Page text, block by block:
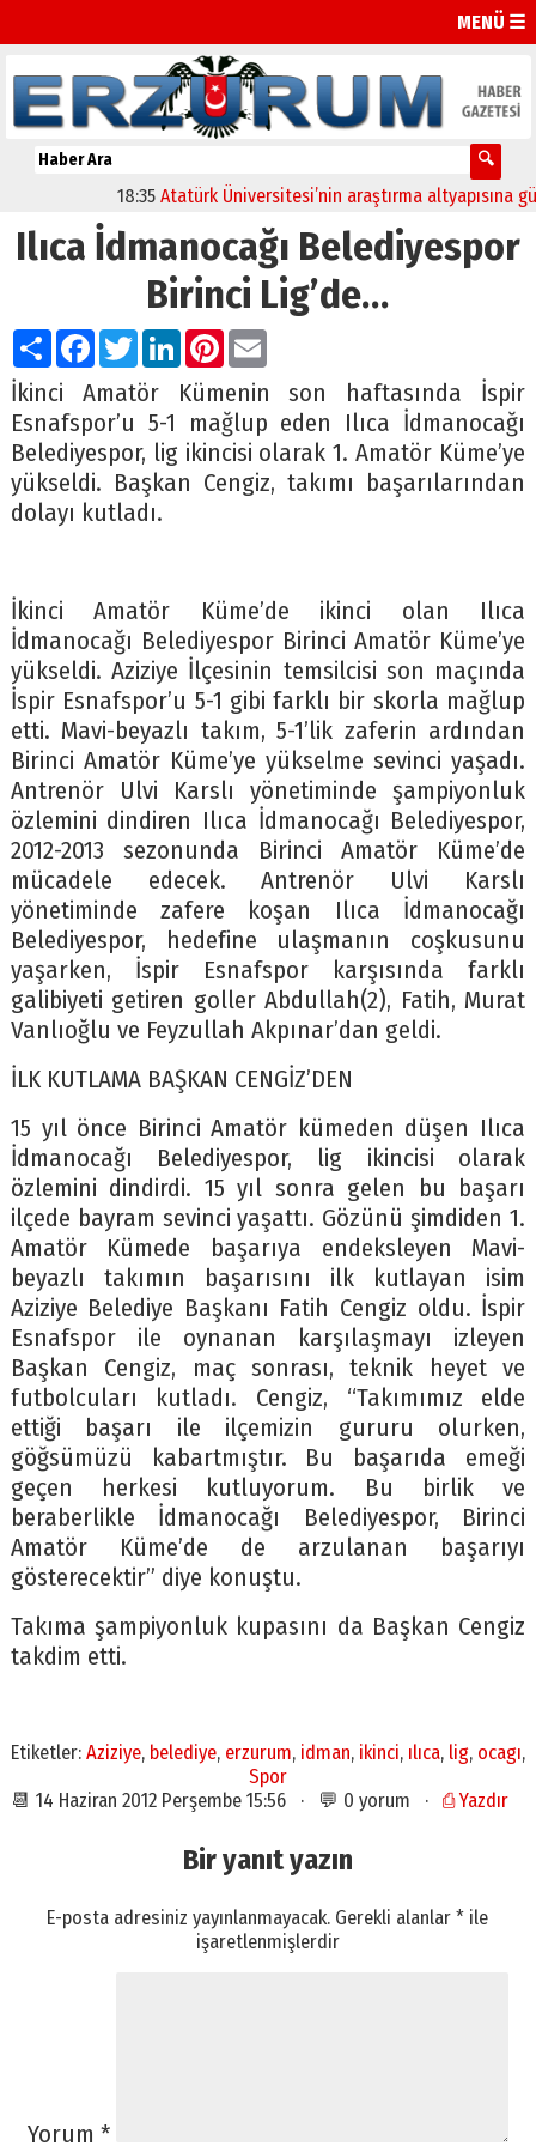
MENÜ ☰
18:35 Atatürk Üniversitesi’nin araştırma altyapısına güçlü
Ilıca İdmanocağı Belediyespor
Birinci Lig’de…
PaylaşFacebook
TwitterLinkedIn
Pinterest
Email
İkinci Amatör Kümenin son haftasında İspir
Esnafspor’u 5-1 mağlup eden Ilıca İdmanocağı
Belediyespor, lig ikincisi olarak 1. Amatör Küme’ye
yükseldi. Başkan Cengiz, takımı başarılarından
dolayı kutladı.
İkinci Amatör Küme’de ikinci olan Ilıca
İdmanocağı Belediyespor Birinci Amatör Küme’ye
yükseldi. Aziziye İlçesinin temsilcisi son maçında
İspir Esnafspor’u 5-1 gibi farklı bir skorla mağlup
etti. Mavi-beyazlı takım, 5-1’lik zaferin ardından
Birinci Amatör Küme’ye yükselme sevinci yaşadı.
Antrenör Ulvi Karslı yönetiminde şampiyonluk
özlemini dindiren Ilıca İdmanocağı Belediyespor,
2012-2013 sezonunda Birinci Amatör Küme’de
mücadele edecek. Antrenör Ulvi Karslı
yönetiminde zafere koşan Ilıca İdmanocağı
Belediyespor, hedefine ulaşmanın coşkusunu
yaşarken, İspir Esnafspor karşısında farklı
galibiyeti getiren goller Abdullah(2), Fatih, Murat
Vanlıoğlu ve Feyzullah Akpınar’dan geldi.
İLK KUTLAMA BAŞKAN CENGİZ’DEN
15 yıl önce Birinci Amatör kümeden düşen Ilıca
İdmanocağı Belediyespor, lig ikincisi olarak
özlemini dindirdi. 15 yıl sonra gelen bu başarı
ilçede bayram sevinci yaşattı. Gözünü şimdiden 1.
Amatör Kümede başarıya endeksleyen Mavi-
beyazlı takımın başarısını ilk kutlayan isim
Aziziye Belediye Başkanı Fatih Cengiz oldu. İspir
Esnafspor ile oynanan karşılaşmayı izleyen
Başkan Cengiz, maç sonrası, teknik heyet ve
futbolcuları kutladı. Cengiz, “Takımımız elde
ettiği başarı ile ilçemizin gururu olurken,
göğsümüzü kabartmıştır. Bu başarıda emeği
geçen herkesi kutluyorum. Bu birlik ve
beraberlikle İdmanocağı Belediyespor, Birinci
Amatör Küme’de de arzulanan başarıyı
gösterecektir” diye konuştu.
Takıma şampiyonluk kupasını da Başkan Cengiz
takdim etti.
Etiketler: Aziziye, belediye, erzurum, idman, ikinci, ılıca, lig, ocagı,
Spor
📆 14 Haziran 2012 Perşembe 15:56 · 💬 0 yorum · ⎙ Yazdır
Bir yanıt yazın
E-posta adresiniz yayınlanmayacak. Gerekli alanlar* ile
işaretlenmişlerdir
Yorum *